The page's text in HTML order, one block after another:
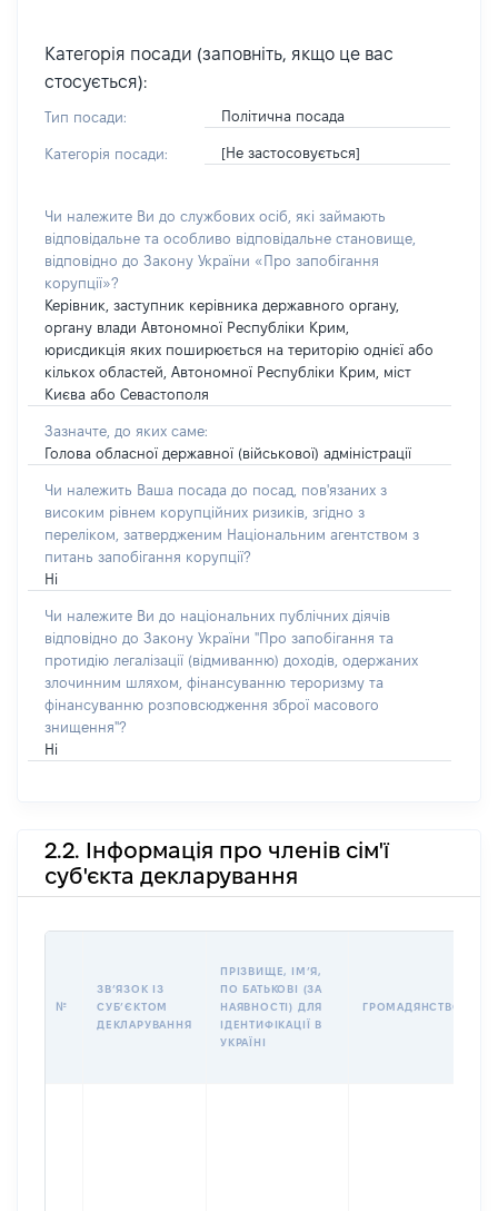
Категорія посади (заповніть, якщо це вас
стосується):
Тип посади: Політична посада
Категорія посади: [Не застосовується]
Чи належите Ви до службових осіб, які займають
відповідальне та особливо відповідальне становище,
відповідно до Закону України «Про запобігання
корупції»?
Керівник, заступник керівника державного органу,
органу влади Автономної Республіки Крим,
юрисдикція яких поширюється на територію однієї або
кількох областей, Автономної Республіки Крим, міст
Києва або Севастополя
Зазначте, до яких саме:
Голова обласної державної (військової) адміністрації
Чи належить Ваша посада до посад, пов'язаних з
високим рівнем корупційних ризиків, згідно з
переліком, затвердженим Національним агентством з
питань запобігання корупції?
Ні
Чи належите Ви до національних публічних діячів
відповідно до Закону України "Про запобігання та
протидію легалізації (відмиванню) доходів, одержаних
злочинним шляхом, фінансуванню тероризму та
фінансуванню розповсюдження зброї масового
знищення"?
Ні
2.2. Інформація про членів сім'ї
суб'єкта декларування
№
ЗВʼЯЗОК ІЗ
СУБʼЄКТОМ
ДЕКЛАРУВАННЯ
ПРІЗВИЩЕ, ІМʼЯ,
ПО БАТЬКОВІ (ЗА
НАЯВНОСТІ) ДЛЯ
ІДЕНТИФІКАЦІЇ В
УКРАЇНІ
ГРОМАДЯНСТВО